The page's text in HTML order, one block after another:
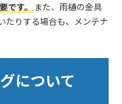
です。また、雨樋の金具
たりする場合も、メンテナ
について